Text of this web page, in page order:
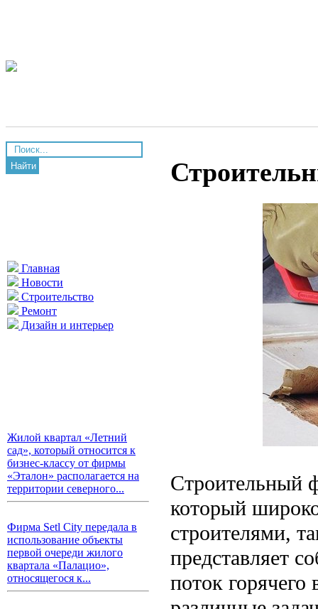
Найти
Главная
Новости
Строительство
Ремонт
Дизайн и интерьер
Жилой квартал «Летний
сад», который относится к
бизнес-классу от фирмы
«Эталон» располагается на
территории северного...
Фирма Setl City передала в
использование объекты
первой очереди жилого
квартала «Палацио»,
относящегося к...
Строительный
который
строителями,
представляет
поток горячего